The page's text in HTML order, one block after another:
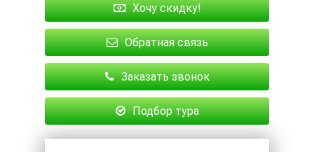
Хочу скидку!
Обратная связь
Заказать звонок
Подбор тура